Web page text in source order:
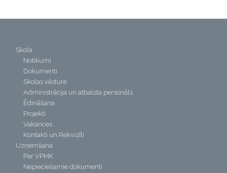
Skola
Notikumi
Dokumenti
Skolas vēsture
Administrācija un atbalsta personāls
Ēdināšana
Projekti
Vakances
Kontakti un Rekvizīti
Uzņemšana
Par VPMK
Nepieciešamie dokumenti